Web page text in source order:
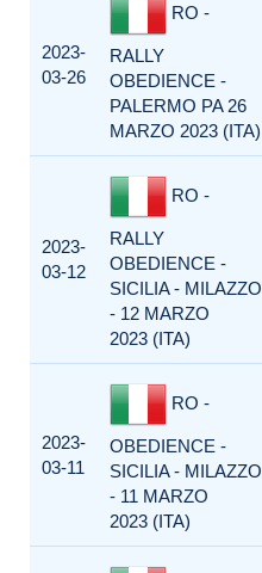
2023-
03-26
RO -
RALLY
OBEDIENCE -
PALERMO PA 26
MARZO 2023 (ITA)
2023-
03-12
RO -
RALLY
OBEDIENCE -
SICILIA - MILAZZO
- 12 MARZO
2023 (ITA)
2023-
03-11
RO -
OBEDIENCE -
SICILIA - MILAZZO
- 11 MARZO
2023 (ITA)